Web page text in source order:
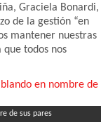
Graciela Bonardi,
de la gestión “en
mantener nuestras
que todos nos
de sus pares